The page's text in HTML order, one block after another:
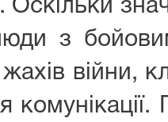
Оскільки
з
війни,